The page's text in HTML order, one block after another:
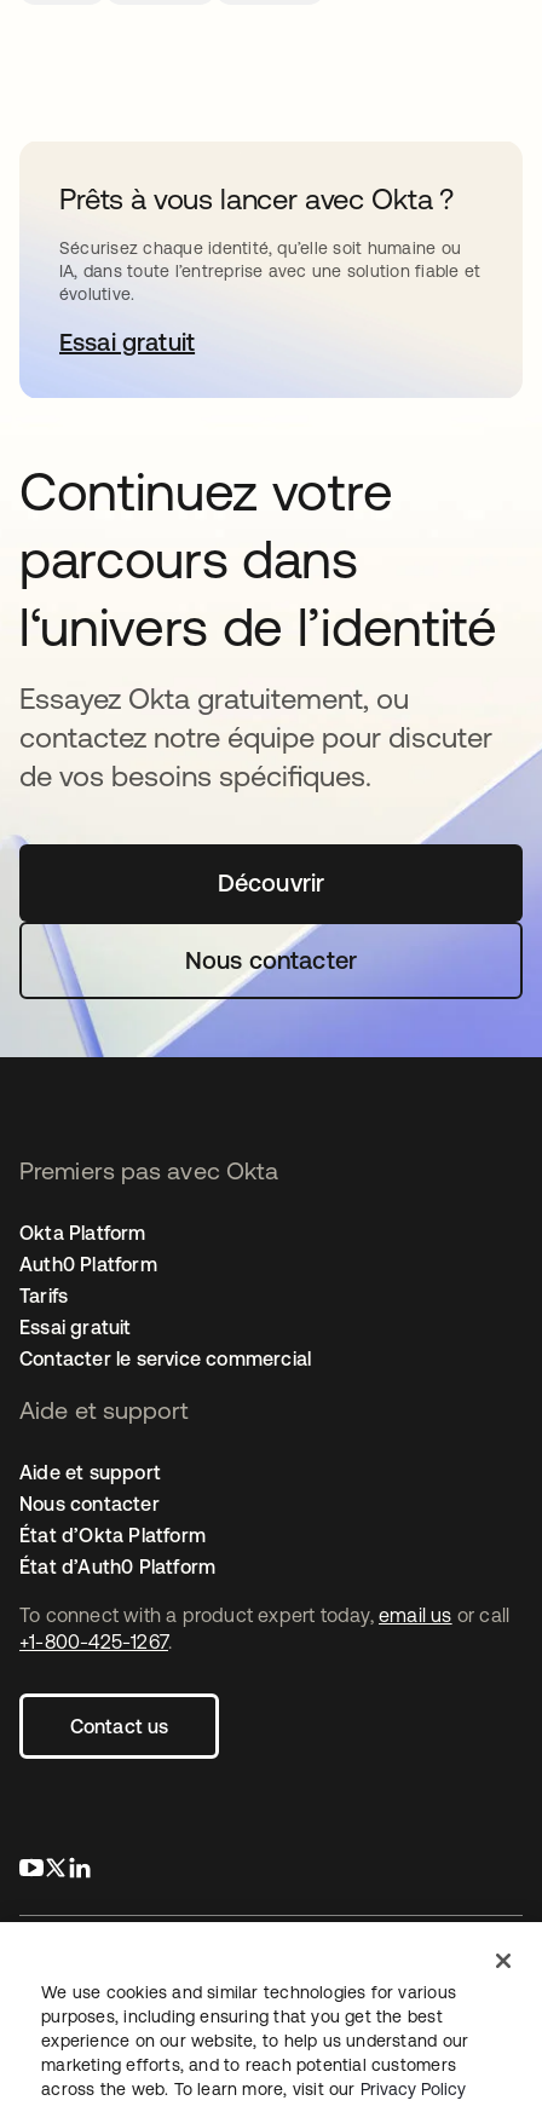
Prêts à vous lancer avec Okta ?
Sécurisez chaque identité, qu’elle soit humaine ou
IA, dans toute l’entreprise avec une solution fiable et
évolutive.
Essai gratuits’ouvre dans un nouvel onglet
Continuez votre
parcours dans
l‘univers de l’identité
Essayez Okta gratuitement, ou
contactez notre équipe pour discuter
de vos besoins spécifiques.
Découvrirs’ouvre dans un nouvel
Nous contacter
To connect with a product expert today, email us or call
+1-800-425-1267.
Contact us
s’ouvre dans un nouvel onglet
s’ouvre dans un nouvel onglet
Premiers pas avec Okta
Okta Platform
Auth0 Platform
Tarifs
Essai gratuit
Contacter le service commercial
Aide et support
Aide et support
Nous contacter
État d’Okta Platform
État d’Auth0 Platform
JuridiquePolitique de confidentialité
Conditions d’utilisation du siteSécuritéPlan du site
Paramètres des cookies
We use cookies and similar technologies for various
purposes, including ensuring that you get the best
experience on our website, to help us understand our
marketing efforts, and to reach potential customers
across the web. To learn more, visit our Privacy Policy